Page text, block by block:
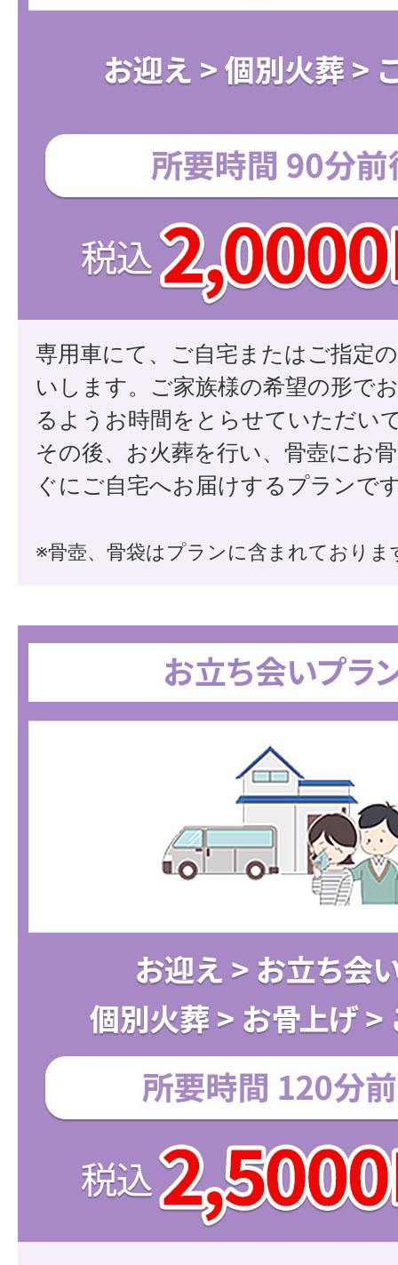
専用車にて、ご自宅またはご指定
いします。ご家族様の希望の形で
るようお時間をとらせていただい
その後、お火葬を行い、骨壺にお
ぐにご自宅へお届けするプランで
※骨壺、骨袋はプランに含まれておりま